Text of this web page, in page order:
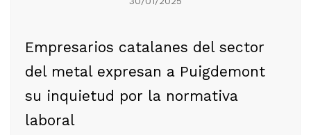
Empresarios catalanes del sector
del metal expresan a Puigdemont
su inquietud por la normativa
laboral